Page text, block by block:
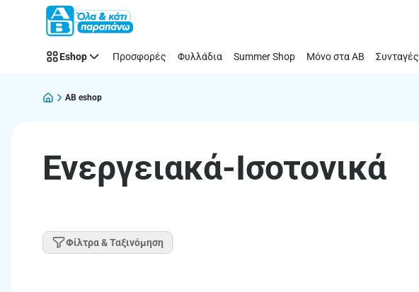
Παράλειψη
Eshop Προσφορές Φυλλάδια Summer Shop Μόνο στα ΑΒ Συνταγές
AB eshop
Ενεργειακά-Ισοτονικά
Φίλτρα & Ταξινόμηση